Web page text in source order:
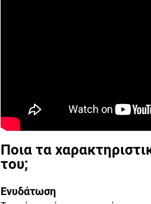
Ποια τα
του;
Ενυδάτωση